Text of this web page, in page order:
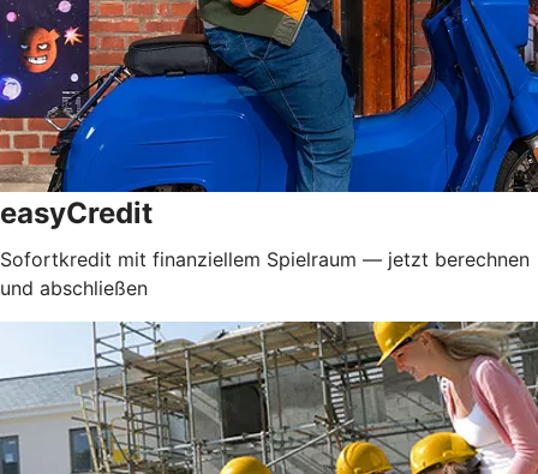
easyCredit
Sofortkredit mit finanziellem Spielraum — jetzt berechnen
und abschließen